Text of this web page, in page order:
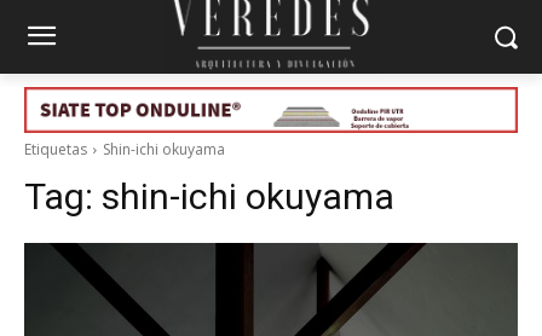
Etiquetas Shin-ichi okuyama
Tag: shin-ichi okuyama